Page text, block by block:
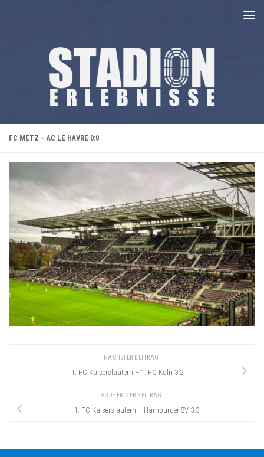
FC METZ – AC LE HAVRE 0:0
NÄCHSTER BEITRAG
1. FC Kaiserslautern – 1. FC Köln 3:2
VORHERIGER BEITRAG
1. FC Kaiserslautern – Hamburger SV 3:3